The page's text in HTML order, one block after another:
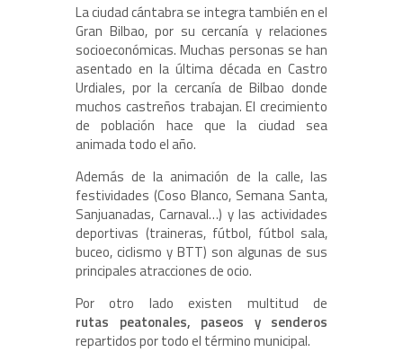
La ciudad cántabra se integra también en el
Gran Bilbao, por su cercanía y relaciones
socioeconómicas. Muchas personas se han
asentado en la última década en Castro
Urdiales, por la cercanía de Bilbao donde
muchos castreños trabajan. El crecimiento
de población hace que la ciudad sea
animada todo el año.
Además de la animación de la calle, las
festividades (Coso Blanco, Semana Santa,
Sanjuanadas, Carnaval…) y las actividades
deportivas (traineras, fútbol, fútbol sala,
buceo, ciclismo y BTT) son algunas de sus
principales atracciones de ocio.
Por otro lado existen multitud de
rutas peatonales, paseos y senderos
repartidos por todo el término municipal.